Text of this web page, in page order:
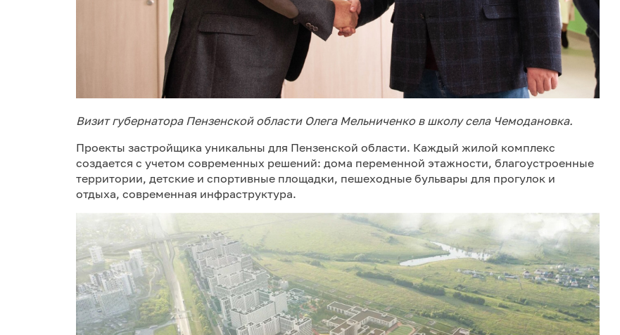
Визит губернатора Пензенской области Олега Мельниченко в школу села Чемодановка.
Проекты застройщика уникальны для Пензенской области. Каждый жилой комплекс
создается с учетом современных решений: дома переменной этажности, благоустроенные
территории, детские и спортивные площадки, пешеходные бульвары для прогулок и
отдыха, современная инфраструктура.